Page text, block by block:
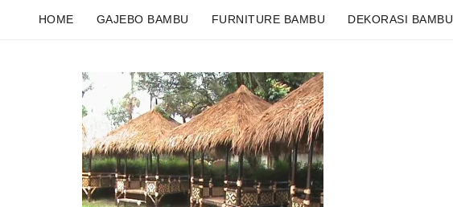
HOME GAJEBO BAMBU FURNITURE BAMBU DEKORASI BAMBU